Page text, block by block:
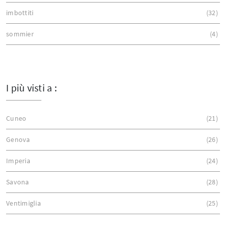
imbottiti 32
sommier 4
I più visti a :
Cuneo 21
Genova 26
Imperia 24
Savona 28
Ventimiglia 25